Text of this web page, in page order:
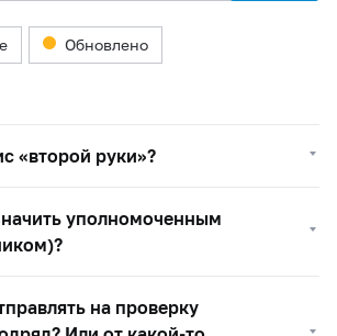
Обновлено
«второй руки»?
уполномоченным
на проверку